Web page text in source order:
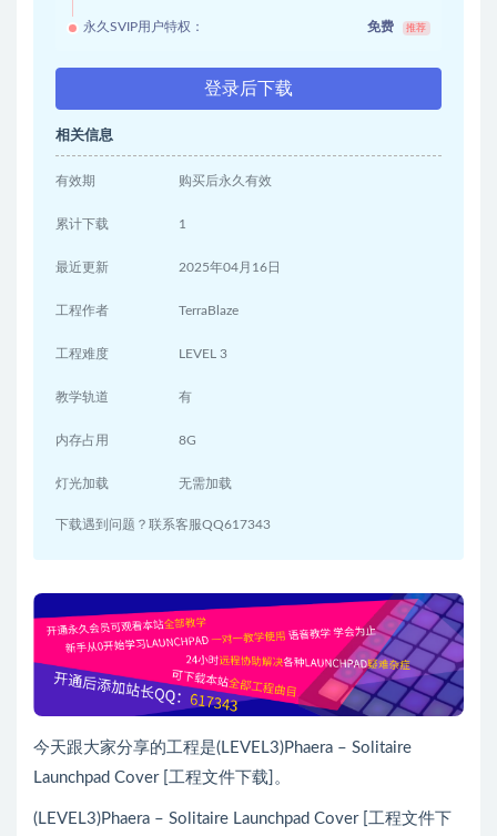
永久SVIP用户特权： 免费 推荐
登录后下载
相关信息
有效期 购买后永久有效
累计下载 1
最近更新 2025年04月16日
工程作者 TerraBlaze
工程难度 LEVEL 3
教学轨道 有
内存占用 8G
灯光加载 无需加载
下载遇到问题？联系客服QQ617343
今天跟大家分享的工程是(LEVEL3)Phaera – Solitaire
Launchpad Cover [工程文件下载]。
(LEVEL3)Phaera – Solitaire Launchpad Cover [工程文件下